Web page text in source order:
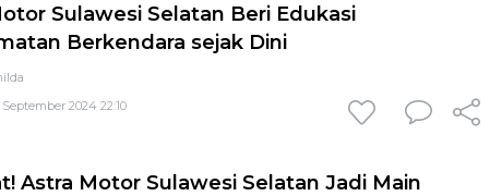
Sulawesi Selatan Beri Edukasi
Berkendara sejak Dini
September 2024 22:10
Astra Motor Sulawesi Selatan Jadi Main